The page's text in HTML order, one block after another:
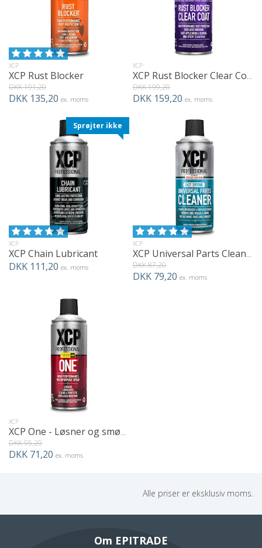
XCP
XCP Rust Blocker
DKK 191,20
DKK 135,20 ex. moms
XCP
XCP Rust Blocker Clear Coat
DKK 199,20
DKK 159,20 ex. moms
Sprøjter ikke
XCP
XCP Chain Lubricant
DKK 111,20 ex. moms
XCP
XCP Universal Parts Cleaner
DKK 87,20
DKK 79,20 ex. moms
XCP
XCP One - Løsner og smører
DKK 95,20
DKK 71,20 ex. moms
Alle priser er eksklusiv moms.
Om EPITRADE